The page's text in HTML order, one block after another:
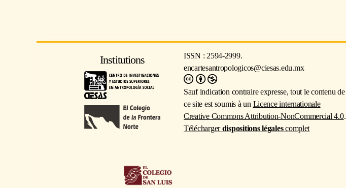
Institutions
ISSN : 2594-2999.
encartesantropologicos@ciesas.edu.mx
Sauf indication contraire expresse, tout le contenu de
ce site est soumis à un Licence internationale
Creative Commons Attribution-NonCommercial 4.0.
Téléchargerdispositions légalescomplet